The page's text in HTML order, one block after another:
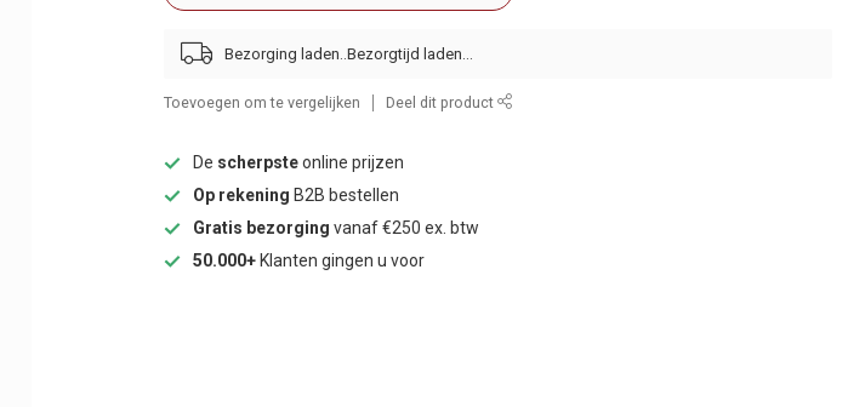
Bezorging laden..
Toevoegen om te vergelijken Deel dit product
De scherpsteonline prijzen
Op rekening B2B bestellen
Gratis bezorging vanaf €250 ex. btw
50.000+ Klanten gingen u voor